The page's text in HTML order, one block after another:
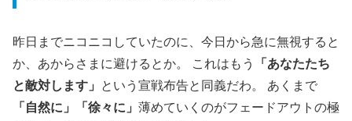
昨日までニコニコしていたのに、今日から急に無視すると
か、あからさまに避けるとか。 これはもう
「あなたたち
と敵対します」
という宣戦布告と同義だわ。 あくまで
「自然に」「徐々に」 薄めていくのがフェードアウトの極